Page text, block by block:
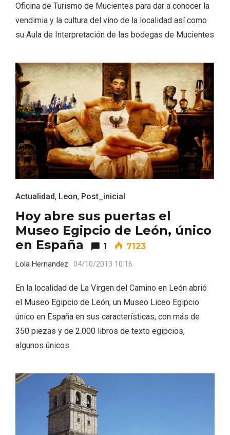
Oficina de Turismo de Mucientes para dar a conocer la
vendimia y la cultura del vino de la localidad así como
su Aula de Interpretación de las bodegas de Mucientes
Actualidad, Leon, Post_inicial
Hoy abre sus puertas el
Museo Egipcio de León, único
en España
1 7123
Lola Hernandez 04/10/2013 10:16
En la localidad de La Virgen del Camino en León abrió
el Museo Egipcio de León; un Museo Liceo Egipcio
único en España en sus características, con más de
350 piezas y de 2.000 libros de texto egipcios,
algunos únicos.
Feria del Vino de Toro 2026; descubre
V Feria Europea del Queso 2026 en
Serrada